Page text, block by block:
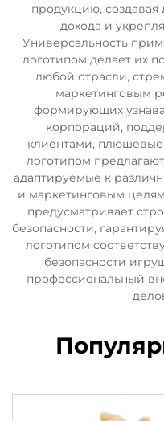
продукцию,
дохода и
Универсальность
логотипом делает их
любой отрасли,
маркетинговым
формирующих
корпораций,
клиентами,
логотипом
адаптируемые к
и маркетинговым
предусматривает
безопасности,
логотипом
безопасности
профессиональный